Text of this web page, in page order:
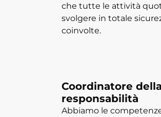
che tutte le attività
svolgere in totale
coinvolte.
Coordinatore
responsabilità
Abbiamo le